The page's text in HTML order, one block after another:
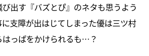
出す『バズとぴ』のネタも思うよう
支障が出はじてしまった優は三ツ村
はっぱをかけられるも…？